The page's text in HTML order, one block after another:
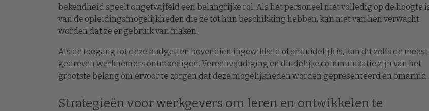
bekendheid speelt ongetwijfeld een belangrijke rol. Als het personeel niet volledig op de hoogte
van de opleidingsmogelijkheden die ze tot hun beschikking hebben, kan niet van hen verwacht
worden dat ze er gebruik van maken.
Als de toegang tot deze budgetten bovendien ingewikkeld of onduidelijk is, kan dit zelfs de meest
gedreven werknemers ontmoedigen. Vereenvoudiging en duidelijke communicatie zijn van het
grootste belang om ervoor te zorgen dat deze mogelijkheden worden gepresenteerd en omarmd.
Strategieën voor werkgevers om leren en ontwikkelen te